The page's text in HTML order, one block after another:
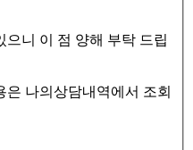
으니 이 점 양해 부탁 드립
은 나의상담내역에서 조회